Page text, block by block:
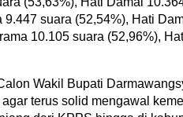
suara (52,54%), Hati
10.105 suara (52,96%),
Wakil Bupati
terus solid mengawal